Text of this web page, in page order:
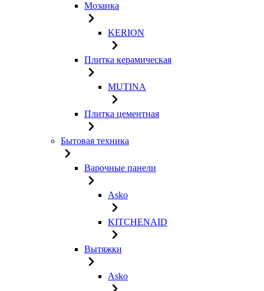
Мозаика
KERION
Плитка керамическая
MUTINA
Плитка цементная
Бытовая техника
Варочные панели
Asko
KITCHENAID
Вытяжки
Asko